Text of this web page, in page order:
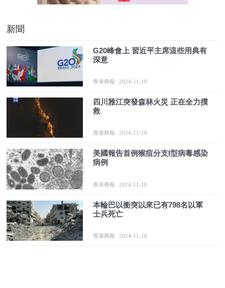
新聞
G20峰會上 習近平主席這些用典有
深意
香港商報 2024-11-18
四川雅江突發森林火災 正在全力撲
救
香港商報 2024-11-18
美國報告首例猴痘分支I型病毒感染
病例
香港商報 2024-11-18
本輪巴以衝突以來已有798名以軍
士兵死亡
香港商報 2024-11-18